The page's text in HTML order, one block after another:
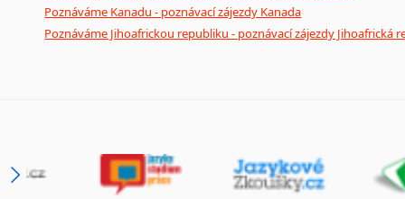
Poznáváme Kanadu - poznávací zájezdy Kanada
Poznáváme Jihoafrickou republiku - poznávací zájezdy Jihoafrická